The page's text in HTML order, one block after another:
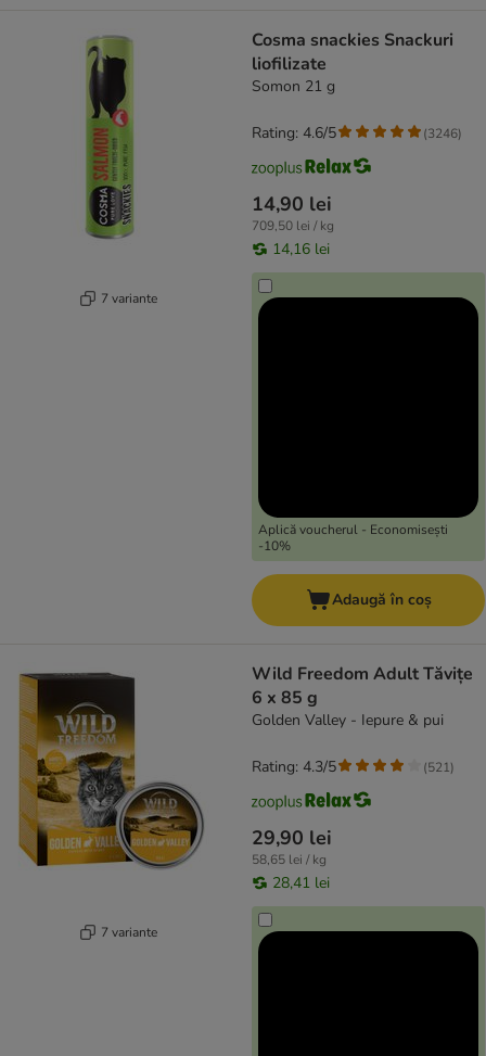
7 variante
Cosma snackies Snackuri
liofilizate
Somon 21 g
14,90 lei
709,50 lei / kg
14,16 lei
Aplică voucherul - Economisești
-10%
Rating: 4.6/5 (3246)
Adaugă în coș
7 variante
Wild Freedom Adult Tăvițe
6 x 85 g
Golden Valley - Iepure & pui
29,90 lei
58,65 lei / kg
28,41 lei
Rating: 4.3/5 (521)